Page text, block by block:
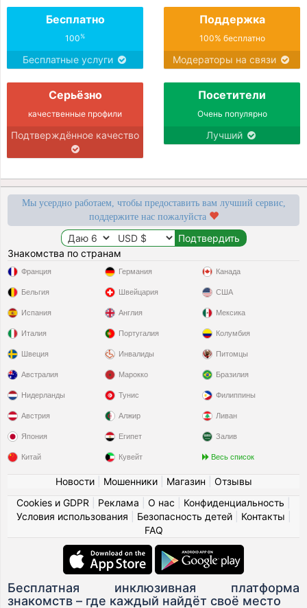
Бесплатно
100%
Бесплатные услуги
Поддержка
100% бесплатно
Модераторы на связи
Серьёзно
качественные профили
Подтверждённое качество
Посетители
Очень популярно
Лучший
Мы усердно работаем, чтобы предоставить вам лучший сервис,
поддержите нас пожалуйста
Знакомства по странам
Франция
Бельгия
Испания
Италия
Швеция
Германия
Швейцария
Англия
Португалия
Инвалиды
Канада
США
Мексика
Колумбия
Питомцы
Австралия
Нидерланды
Австрия
Япония
Китай
Марокко
Тунис
Алжир
Египет
Кувейт
Бразилия
Филиппины
Ливан
Залив
Весь список
Новости| Мошенники| Магазин
Отзывы
Cookies и GDPR
Реклама О нас Конфиденциальность
Условия использования
Безопасность детей| Контакты
FAQ
Бесплатная инклюзивная платформа
знакомств – где каждый найдёт своё место